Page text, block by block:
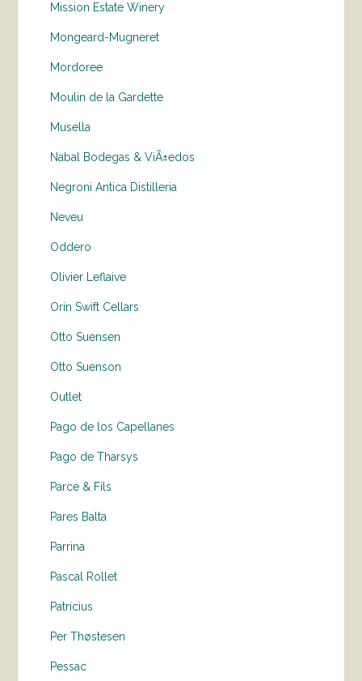
Mission Estate Winery
Mongeard-Mugneret
Mordoree
Moulin de la Gardette
Musella
Nabal Bodegas & ViÃ±edos
Negroni Antica Distilleria
Neveu
Oddero
Olivier Leflaive
Orin Swift Cellars
Otto Suensen
Otto Suenson
Outlet
Pago de los Capellanes
Pago de Tharsys
Parce & Fils
Pares Balta
Parrina
Pascal Rollet
Patricius
Per Thøstesen
Pessac